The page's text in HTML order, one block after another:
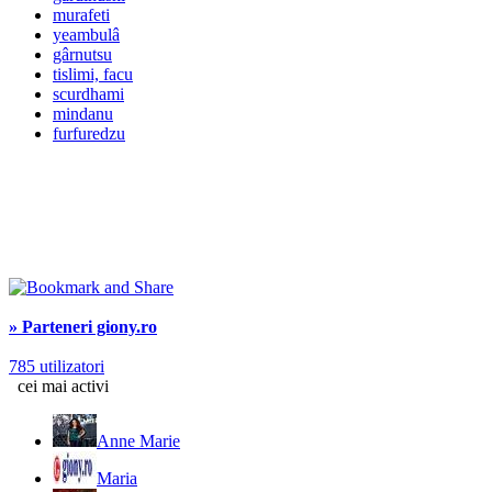
murafeti
yeambulâ
gârnutsu
tislimi, facu
scurdhami
mindanu
furfuredzu
» Parteneri giony.ro
785 utilizatori
cei mai activi
Anne Marie
Maria